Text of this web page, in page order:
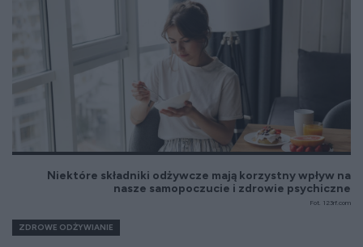
Niektóre składniki odżywcze mają korzystny wpływ na
nasze samopoczucie i zdrowie psychiczne
Fot. 123rf.com
ZDROWE ODŻYWIANIE